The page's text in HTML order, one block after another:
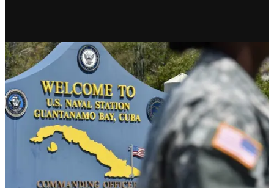
RECIENTE
Fuera EEUU de Guantánamo,
piden activistas